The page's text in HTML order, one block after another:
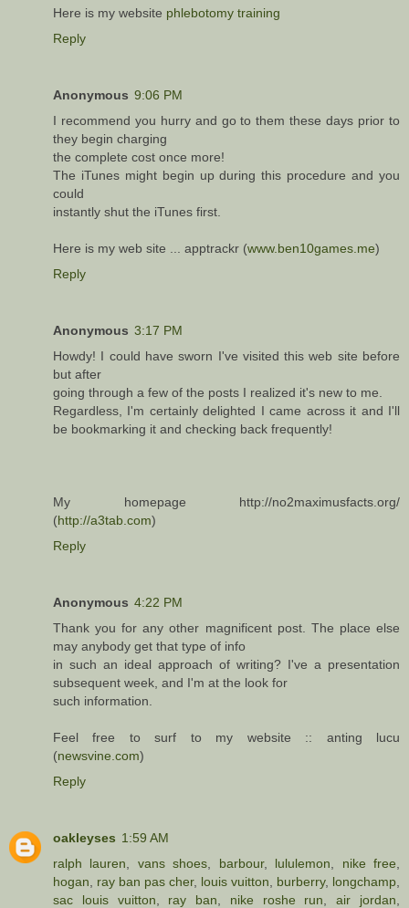
Here is my website phlebotomy training
Reply
Anonymous 9:06 PM
I recommend you hurry and go to them these days prior to
they begin charging
the complete cost once more!
The iTunes might begin up during this procedure and you
could
instantly shut the iTunes first.
Here is my web site ... apptrackr (www.ben10games.me)
Reply
Anonymous 3:17 PM
Howdy! I could have sworn I've visited this web site before
but after
going through a few of the posts I realized it's new to me.
Regardless, I'm certainly delighted I came across it and I'll
be bookmarking it and checking back frequently!
My homepage http://no2maximusfacts.org/
(http://a3tab.com)
Reply
Anonymous 4:22 PM
Thank you for any other magnificent post. The place else
may anybody get that type of info
in such an ideal approach of writing? I've a presentation
subsequent week, and I'm at the look for
such information.
Feel free to surf to my website :: anting lucu
(newsvine.com)
Reply
oakleyses 1:59 AM
ralph lauren
vans shoes barbour, lululemon nike free
hogan
ray ban pas cher, louis vuitton burberry, longchamp
sac louis vuitton
ray ban nike roshe run ,air jordan